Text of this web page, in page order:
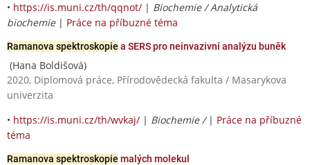
• https://is.muni.cz/th/qqnot/ | Biochemie / Analytická
biochemie| Práce na příbuzné téma
Ramanova spektroskopie a SERS pro neinvazivní analýzu buněk
(Hana Boldišová)
2020, Diplomová práce, Přírodovědecká fakulta / Masarykova
univerzita
• https://is.muni.cz/th/wvkaj/ | Biochemie / | Práce na příbuzné
téma
Ramanova spektroskopie malých molekul